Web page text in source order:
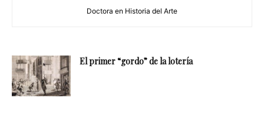
Doctora en Historia del Arte
El primer “gordo” de la lotería